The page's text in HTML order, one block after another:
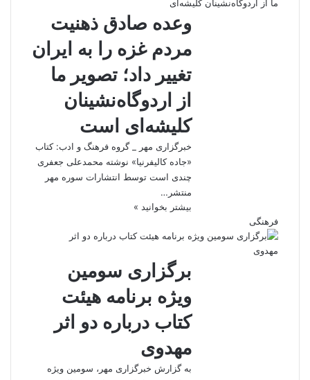
وعده صادق ذهنیت
مردم غزه را به ایران
تغییر داد؛ تصویر ما
از اردوگاه‌نشینان
کلیشه‌ای است
خبرگزاری مهر _ گروه فرهنگ و ادب: کتاب
«جاده کالیفرنیا» نوشته محمدعلی جعفری
چندی است توسط انتشارات سوره مهر
منتشر…
بیشتر بخوانید »
فرهنگی
برگزاری سومین
ویژه برنامه هیئت
کتاب درباره دو اثر
مهدوی
به گزارش خبرگزاری مهر، سومین ویژه